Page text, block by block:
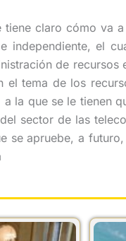
claro cómo va
independiente, el
de
tema de los
la que se le tienen
sector de las
se apruebe, a